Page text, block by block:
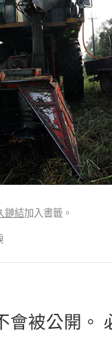
鏈結加入書籤。
會被公開。